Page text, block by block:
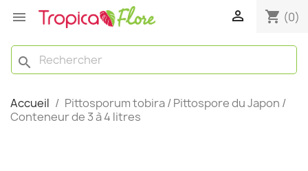
  shopping_cart (0)
search
Accueil
Pittosporum tobira / Pittospore du Japon /
Conteneur de 3 à 4 litres